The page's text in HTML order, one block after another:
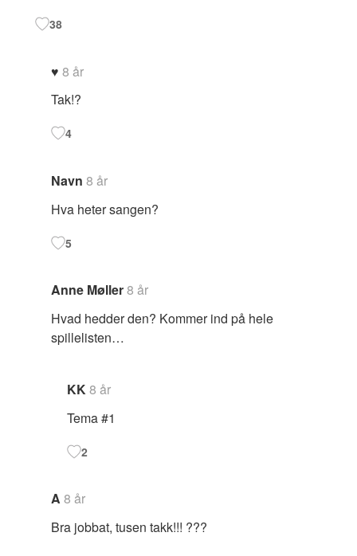
38
♥️ 8 år
Tak!?
4
Navn 8 år
Hva heter sangen?
5
Anne Møller8 år
Hvad hedder den? Kommer ind på hele
spillelisten…
KK8 år
Tema #1
2
A 8 år
Bra jobbat, tusen takk!!! ???